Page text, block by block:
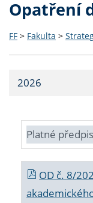
Opatření
FF > Fakulta >
2026
Platné
OD č. 8/